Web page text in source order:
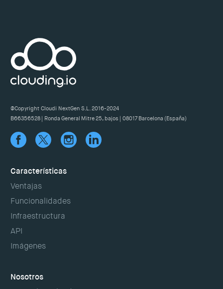
@Copyright Cloudi NextGen S.L. 2016-2024
B66356528 | Ronda General Mitre 25, bajos | 08017 Barcelona (España)
Características
Ventajas
Funcionalidades
Infraestructura
API
Imágenes
Nosotros